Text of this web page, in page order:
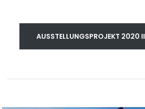
AUSSTELLUNGSPROJEKT 2020 II